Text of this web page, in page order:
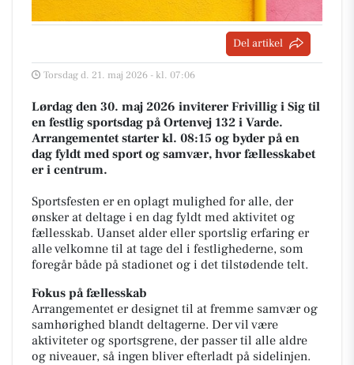
Del artikel
Torsdag d. 21. maj 2026 - kl. 07:06
Lørdag den 30. maj 2026 inviterer Frivillig i Sig til
en festlig sportsdag på Ortenvej 132 i Varde.
Arrangementet starter kl. 08:15 og byder på en
dag fyldt med sport og samvær, hvor fællesskabet
er i centrum.
Sportsfesten er en oplagt mulighed for alle, der
ønsker at deltage i en dag fyldt med aktivitet og
fællesskab. Uanset alder eller sportslig erfaring er
alle velkomne til at tage del i festlighederne, som
foregår både på stadionet og i det tilstødende telt.
Fokus på fællesskab
Arrangementet er designet til at fremme samvær og
samhørighed blandt deltagerne. Der vil være
aktiviteter og sportsgrene, der passer til alle aldre
og niveauer, så ingen bliver efterladt på sidelinjen.